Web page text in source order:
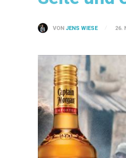
VON JENS WIESE 26.